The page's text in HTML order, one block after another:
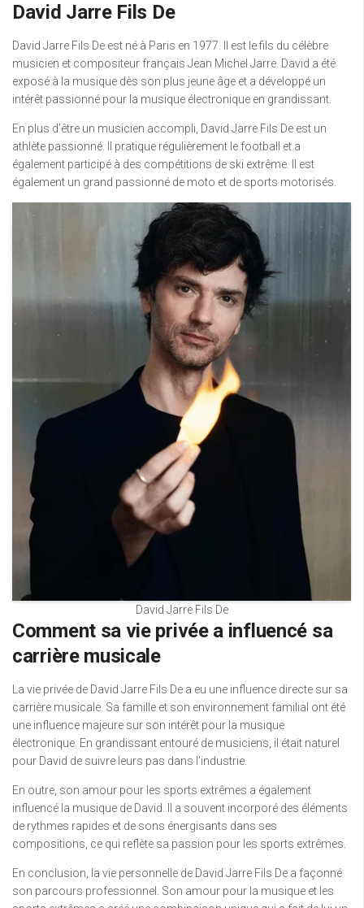
David Jarre Fils De
David Jarre Fils De est né à Paris en 1977. Il est le fils du célèbre
musicien et compositeur français Jean Michel Jarre. David a été
exposé à la musique dès son plus jeune âge et a développé un
intérêt passionné pour la musique électronique en grandissant.
En plus d’être un musicien accompli, David Jarre Fils De est un
athlète passionné. Il pratique régulièrement le football et a
également participé à des compétitions de ski extrême. Il est
également un grand passionné de moto et de sports motorisés.
David Jarre Fils De
Comment sa vie privée a influencé sa
carrière musicale
La vie privée de David Jarre Fils De a eu une influence directe sur sa
carrière musicale. Sa famille et son environnement familial ont été
une influence majeure sur son intérêt pour la musique
électronique. En grandissant entouré de musiciens, il était naturel
pour David de suivre leurs pas dans l’industrie.
En outre, son amour pour les sports extrêmes a également
influencé la musique de David. Il a souvent incorporé des éléments
de rythmes rapides et de sons énergisants dans ses
compositions, ce qui reflète sa passion pour les sports extrêmes.
En conclusion, la vie personnelle de David Jarre Fils De a façonné
son parcours professionnel. Son amour pour la musique et les